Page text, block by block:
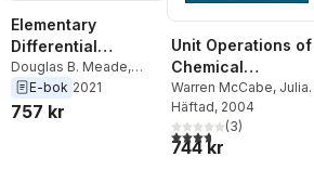
Elementary
Differential
Equations and
Boundary Value
Problems
Douglas B. Meade,
Richard C. DiPrima
William E. Boyce
E-bok 2021
757 kr
Unit Operations of
Chemical
Engineering (Int'l
Ed)
Warren McCabe,
Smith,Peter Harriott
Häftad, 2004
3,7utav 5 stjärnor.
(3)
744 kr